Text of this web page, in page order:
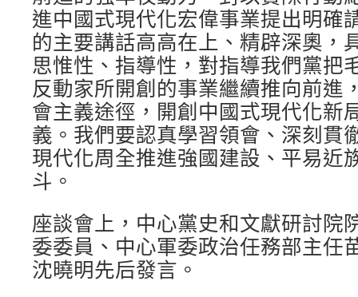
進中國式現代化宏偉事業提出明確
的主要講話高高在上、精辟深奧，
思惟性、指導性，對指導我們黨把
反動家所開創的事業繼續推向前進
會主義途徑，開創中國式現代化新
義。我們要認真學習領會、深刻貫
現代化周全推進強國建設、平易近
斗。
座談會上，中心黨史和文獻研討院
委委員、中心軍委政治任務部主任
沈曉明先后發言。